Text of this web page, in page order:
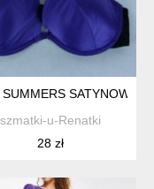
6-9 MIESIĘCY
SUMMERS SATYNOWY
szmatki-u-Renatki
28 zł